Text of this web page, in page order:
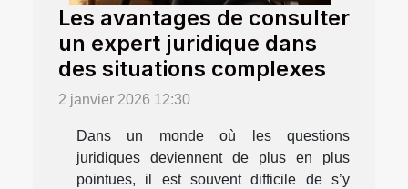
Les avantages de consulter
un expert juridique dans
des situations complexes
2 janvier 2026 12:30
Dans un monde où les questions
juridiques deviennent de plus en plus
pointues, il est souvent difficile de s’y